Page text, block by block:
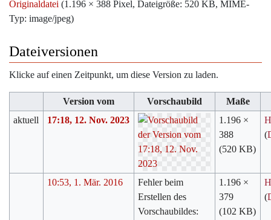
Originaldatei (1.196 × 388 Pixel, Dateigröße: 520 KB, MIME-
Typ: image/jpeg)
Dateiversionen
Klicke auf einen Zeitpunkt, um diese Version zu laden.
Version vom Vorschaubild
Maße
aktuell
17:18, 12. Nov. 2023
1.196 ×
388
(520 KB)
(
10:53, 1. Mär. 2016
Fehler beim
Erstellen des
Vorschaubildes:
1.196 ×
379
(102 KB)
(